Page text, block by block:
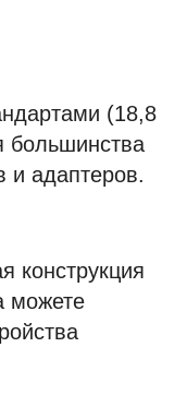
(18,8
и адаптеров.
конструкция
можете